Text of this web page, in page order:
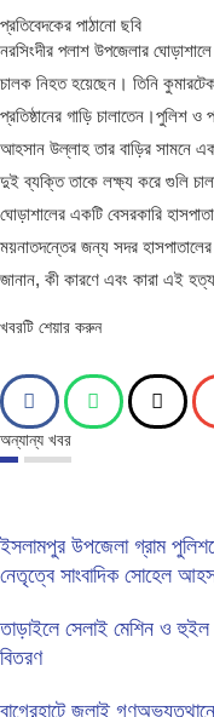
প্রতিবেদকের পাঠানো ছবি
নরসিংদীর পলাশ উপজেলার
চালক নিহত হয়েছেন। তিনি
প্রতিষ্ঠানের গাড়ি চালাতেন।পুলিশ ও
আহসান উল্লাহ তার বাড়ির সামনে
দুই ব্যক্তি তাকে লক্ষ্য করে গুলি
ঘোড়াশালের একটি বেসরকারি
ময়নাতদন্তের জন্য সদর
জানান, কী কারণে এবং কারা এই
খবরটি শেয়ার করুন
অন্যান্য খবর
ইসলামপুর উপজেলা গ্রাম
নেতৃত্বে সাংবাদিক সোহেল
তাড়াইলে সেলাই মেশিন ও হুইল
বিতরণ
বাগেরহাটে জুলাই